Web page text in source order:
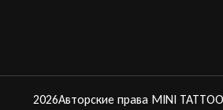
2026Авторские права MINI TATTOO